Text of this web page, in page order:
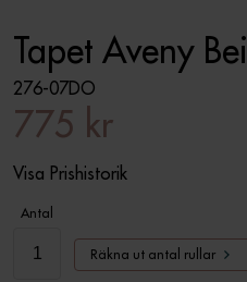
Tapet Aveny
276-07DO
775 kr
Visa Prishistorik
Antal
Räkna ut antal rullar